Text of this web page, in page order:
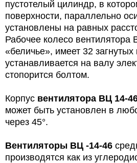
пустотелый цилиндр, в
поверхности, параллельно
установлены на равных
Рабочее колесо вентилятора
«беличье», имеет 32
устанавливается на валу
стопорится болтом.
Корпус вентилятора ВЦ 14-
может быть установлен в
через 45°.
Вентиляторы ВЦ -14-46
производятся как из